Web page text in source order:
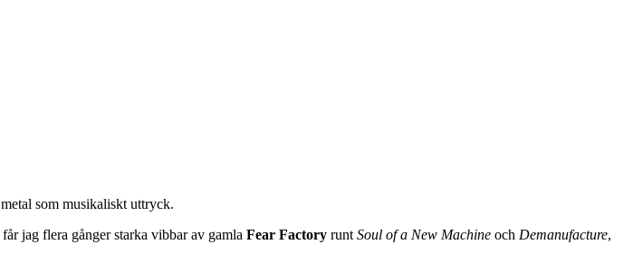
som musikaliskt uttryck.
jag flera gånger starka vibbar av gamla Fear Factory runt Soul of a New Machine och Demanufacture,